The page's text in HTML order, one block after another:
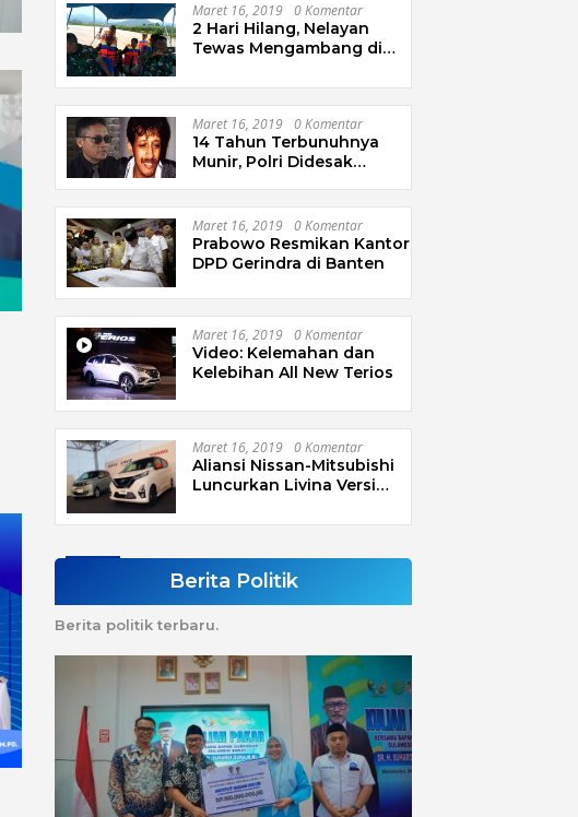
Maret 16, 2019 0 Komentar
2 Hari Hilang, Nelayan
Tewas Mengambang di
Maret 16, 2019 0 Komentar
14 Tahun Terbunuhnya
Munir, Polri Didesak
Maret 16, 2019 0 Komentar
Prabowo Resmikan Kantor
DPD Gerindra di Banten
Maret 16, 2019 0 Komentar
Video: Kelemahan dan
Kelebihan All New Terios
Maret 16, 2019 0 Komentar
Aliansi Nissan-Mitsubishi
Luncurkan Livina Versi
Berita Politik
Berita politik terbaru.